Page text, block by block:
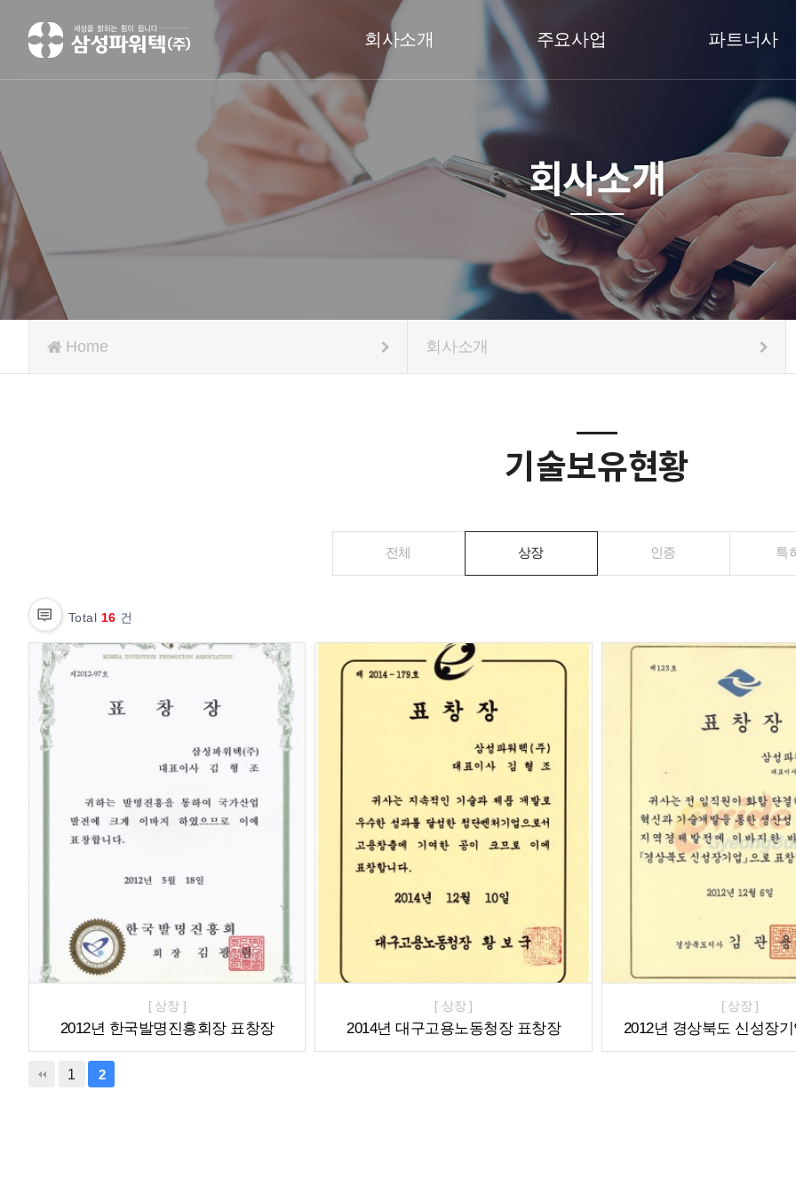
회사소개 주요사업 파트너사
회사소개
Home 회사소개
기술보유현황
전체 상장 인증 특
Total 16 건
[ 상장 ]
2012년 한국발명진흥회장 표창장
[ 상장 ]
2014년 대구고용노동청장 표창장
[ 상장 ]
2012년 경상북도 신성장
1 2